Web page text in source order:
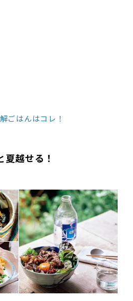
ごはんはコレ！
夏越せる！